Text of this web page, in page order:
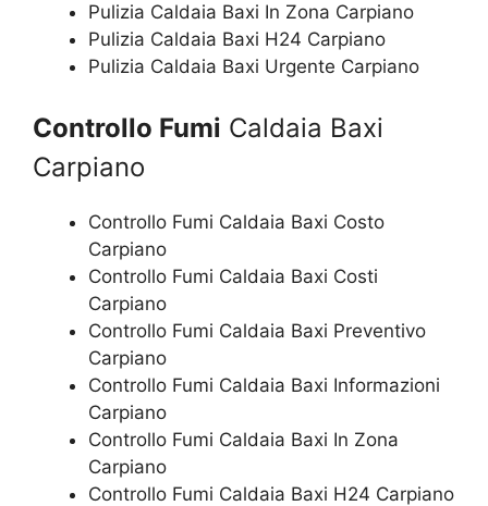
Pulizia Caldaia Baxi In Zona Carpiano
Pulizia Caldaia Baxi H24 Carpiano
Pulizia Caldaia Baxi Urgente Carpiano
Controllo Fumi Caldaia Baxi
Carpiano
Controllo Fumi Caldaia Baxi Costo
Carpiano
Controllo Fumi Caldaia Baxi Costi
Carpiano
Controllo Fumi Caldaia Baxi Preventivo
Carpiano
Controllo Fumi Caldaia Baxi Informazioni
Carpiano
Controllo Fumi Caldaia Baxi In Zona
Carpiano
Controllo Fumi Caldaia Baxi H24 Carpiano